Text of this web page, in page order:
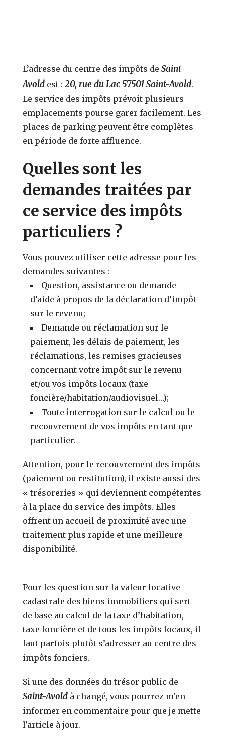
L’adresse du centre des impôts deSaint-
Avold est :20, rue du Lac 57501 Saint-Avold.
Le service des impôts prévoit plusieurs
emplacements pourse garer facilement. Les
places de parking peuvent être complètes
en période de forte affluence.
Quelles sont les
demandes traitées par
ce service des impôts
particuliers ?
Vous pouvez utiliser cette adresse pour les
demandes suivantes :
Question, assistance ou demande
d’aide à propos de la déclaration d’impôt
sur le revenu;
Demande ou réclamation sur le
paiement, les délais de paiement, les
réclamations, les remises gracieuses
concernant votre impôt sur le revenu
et/ou vos impôts locaux (taxe
foncière/habitation/audiovisuel…);
Toute interrogation sur le calcul ou le
recouvrement de vos impôts en tant que
particulier.
Attention, pour le recouvrement des impôts
(paiement ou restitution), il existe aussi des
« trésoreries » qui deviennent compétentes
à la place du service des impôts. Elles
offrent un accueil de proximité avec une
traitement plus rapide et une meilleure
disponibilité.
Pour les question sur la valeur locative
cadastrale des biens immobiliers qui sert
de base au calcul de la taxe d’habitation,
taxe foncière et de tous les impôts locaux, il
faut parfois plutôt s’adresser au centre des
impôts fonciers.
Si une des données du trésor public de
Saint-Avold à changé, vous pourrez m'en
informer en commentaire pour que je mette
l'article à jour.